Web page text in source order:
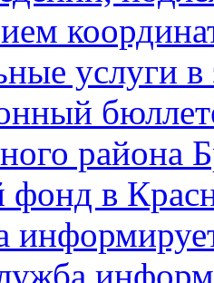
услуги в
района
в